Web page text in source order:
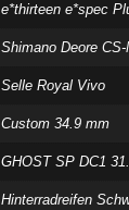
e*thirteen e*spec
Shimano Deore CS-
Selle Royal Vivo
Custom 34.9 mm
GHOST SP DC1
Hinterradreifen